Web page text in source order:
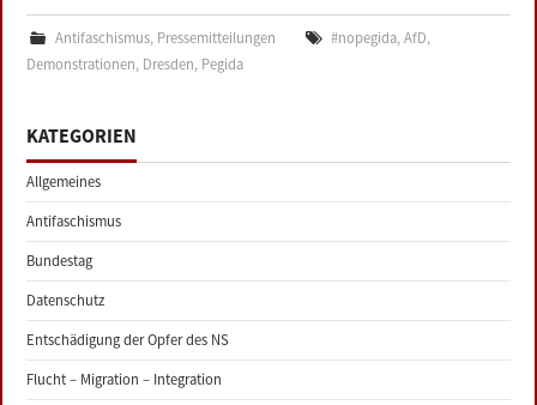
Antifaschismus, Pressemitteilungen #nopegida, AfD,
Demonstrationen, Dresden, Pegida
KATEGORIEN
Allgemeines
Antifaschismus
Bundestag
Datenschutz
Entschädigung der Opfer des NS
Flucht – Migration – Integration